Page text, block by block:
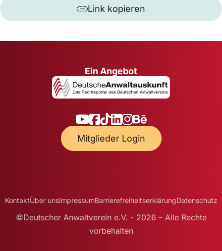
Link kopieren
Ein Angebot
Mitglieder Login
KontaktÜber unsImpressumBarrierefreiheitserklärungDatenschutz
©Deutscher Anwaltverein e.V. - 2026 – Alle Rechte
vorbehalten